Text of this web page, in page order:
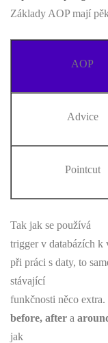
Základy AOP mají
AOP
Advice
Pointcut
Tak jak se používá
trigger v databázích k
při práci s daty, to
stávající
funkčnosti něco
before, after a
jak